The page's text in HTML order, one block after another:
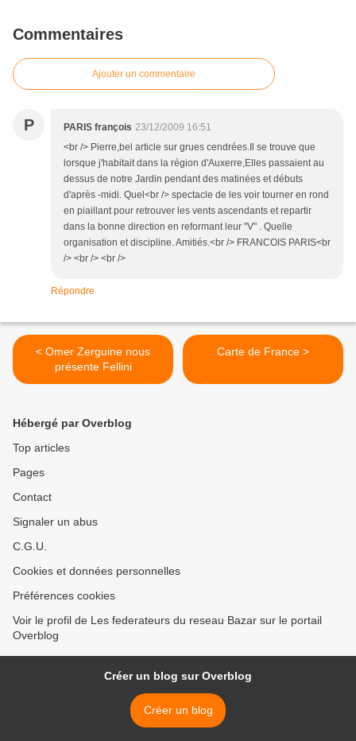
Commentaires
Ajouter un commentaire
P PARIS françois 23/12/2009 16:51
<br /> Pierre,bel article sur grues cendrées.Il se trouve que
lorsque j'habitait dans la région d'Auxerre,Elles passaient au
dessus de notre Jardin pendant des matinées et débuts
d'après -midi. Quel<br /> spectacle de les voir tourner en rond
en piaillant pour retrouver les vents ascendants et repartir
dans la bonne direction en reformant leur "V" . Quelle
organisation et discipline. Amitiés.<br /> FRANCOIS PARIS<br
/> <br /> <br />
Répondre
< Omer Zerguine nous
présente Fellini
Carte de France >
Hébergé par Overblog
Top articles
Pages
Contact
Signaler un abus
C.G.U.
Cookies et données personnelles
Préférences cookies
Voir le profil de Les federateurs du reseau Bazar sur le portail
Overblog
Créer un blog sur Overblog
Créer un blog